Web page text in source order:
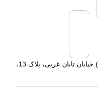
تهران، خیابان نلسون ماندلا (جردن) خیابان تابان غربی، پلاک 13،